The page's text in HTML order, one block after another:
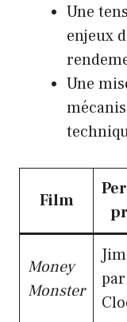
Une
enjeux
Une
Film
Money
Monster